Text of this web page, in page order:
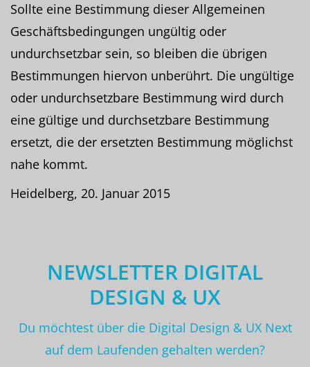
Sollte eine Bestimmung dieser Allgemeinen
Geschäftsbedingungen ungültig oder
undurchsetzbar sein, so bleiben die übrigen
Bestimmungen hiervon unberührt. Die ungültige
oder undurchsetzbare Bestimmung wird durch
eine gültige und durchsetzbare Bestimmung
ersetzt, die der ersetzten Bestimmung möglichst
nahe kommt.
Heidelberg, 20. Januar 2015
NEWSLETTER DIGITAL
DESIGN & UX
Du möchtest über die Digital Design & UX Next
auf dem Laufenden gehalten werden?